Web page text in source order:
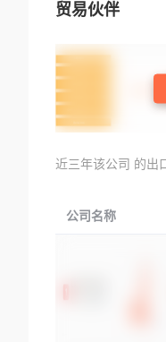
贸易伙伴
近三年该公司 的出
公司名称